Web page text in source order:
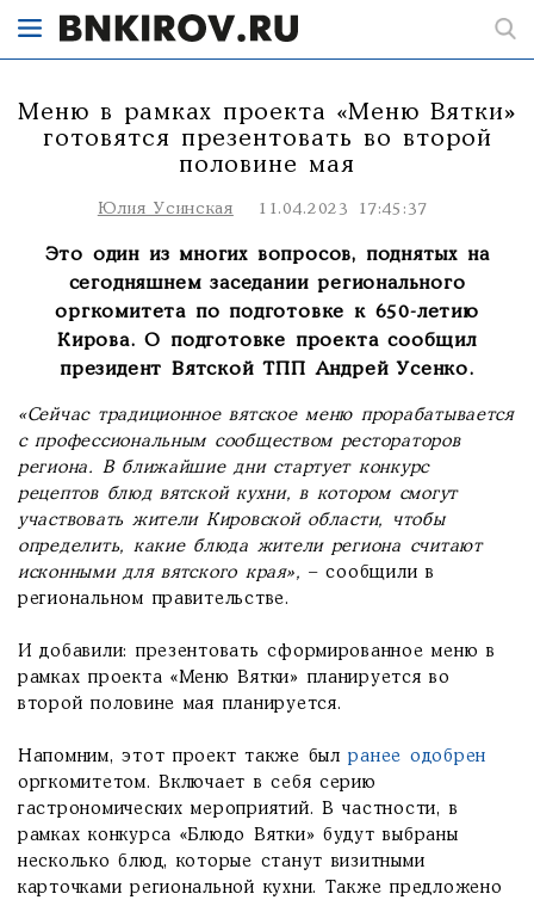
Меню в рамках проекта «Меню Вятки»
готовятся презентовать во второй
половине мая
Юлия Усинская 11.04.2023 17:45:37
Это один из многих вопросов, поднятых на
сегодняшнем заседании регионального
оргкомитета по подготовке к 650-летию
Кирова. О подготовке проекта сообщил
президент Вятской ТПП Андрей Усенко.
«Сейчас традиционное вятское меню прорабатывается
с профессиональным сообществом рестораторов
региона. В ближайшие дни стартует конкурс
рецептов блюд вятской кухни, в котором смогут
участвовать жители Кировской области, чтобы
определить, какие блюда жители региона считают
исконными для вятского края», – сообщили в
региональном правительстве.
И добавили: презентовать сформированное меню в
рамках проекта «Меню Вятки» планируется во
второй половине мая планируется.
Напомним, этот проект также былранее одобрен
оргкомитетом. Включает в себя серию
гастрономических мероприятий. В частности, в
рамках конкурса «Блюдо Вятки» будут выбраны
несколько блюд, которые станут визитными
карточками региональной кухни. Также предложено